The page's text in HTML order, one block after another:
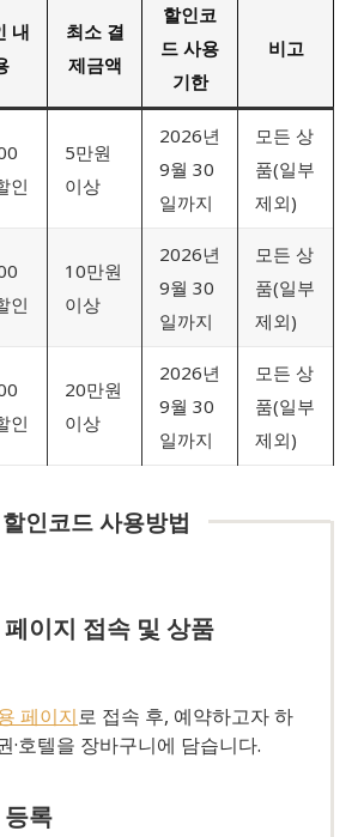
내
최소 결
제금액
할인코
드 사용
기한
비고
인
5만원
이상
2026년
9월 30
일까지
모든 상
품(일부
제외)
인
10만원
이상
2026년
9월 30
일까지
모든 상
품(일부
제외)
인
20만원
이상
2026년
9월 30
일까지
모든 상
품(일부
제외)
할인코드 사용방법
이지 접속 및 상품
페이지로 접속 후, 예약하고자 하
·호텔을 장바구니에 담습니다.
록